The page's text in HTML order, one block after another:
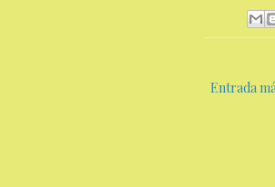
Entrada